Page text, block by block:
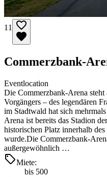
11
Commerzbank-
Eventlocation
Die Commerzbank-Arena steht
Vorgängers – des legendären
im Stadtwald hat sich
Arena ist bereits das Stadion
historischen Platz innerhalb
wurde.Die Commerzbank-
außergewöhnlich …
Miete:
bis 500